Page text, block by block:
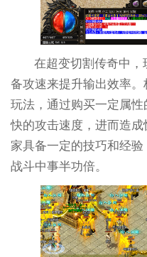
在超变切割传奇中
备攻速来提升输出效率
玩法，通过购买一定属
快的攻击速度，进而造
家具备一定的技巧和经
战斗中事半功倍。